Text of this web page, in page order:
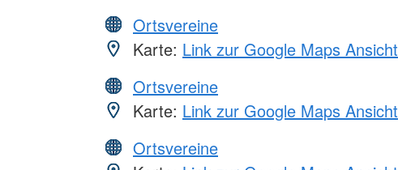
Ortsvereine
Karte: Link zur Google Maps Ansicht
Ortsvereine
Karte: Link zur Google Maps Ansicht
Ortsvereine